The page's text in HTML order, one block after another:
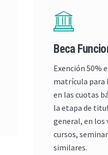
Beca
Exención 50%
matrícula para
en las cuotas
la etapa de
general, en los
cursos,
similares.